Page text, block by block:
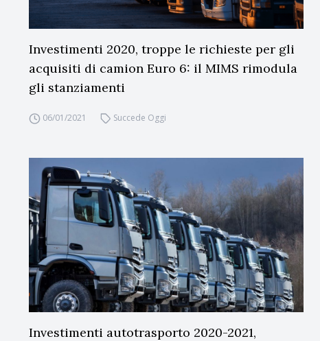
Investimenti 2020, troppe le richieste per gli
acquisiti di camion Euro 6: il MIMS rimodula
gli stanziamenti
06/01/2021 Succede Oggi
Investimenti autotrasporto 2020-2021,